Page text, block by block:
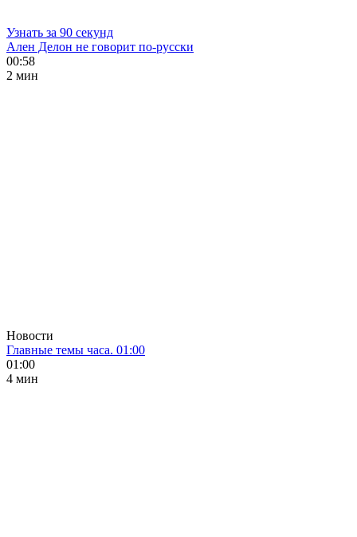
Узнать за 90 секунд
Ален Делон не говорит по-русски
00:58
2 мин
Новости
Главные темы часа. 01:00
01:00
4 мин